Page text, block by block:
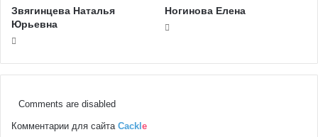
Звягинцева Наталья
Юрьевна
Ногинова Елена
Comments are disabled
Комментарии для сайта Cackl e